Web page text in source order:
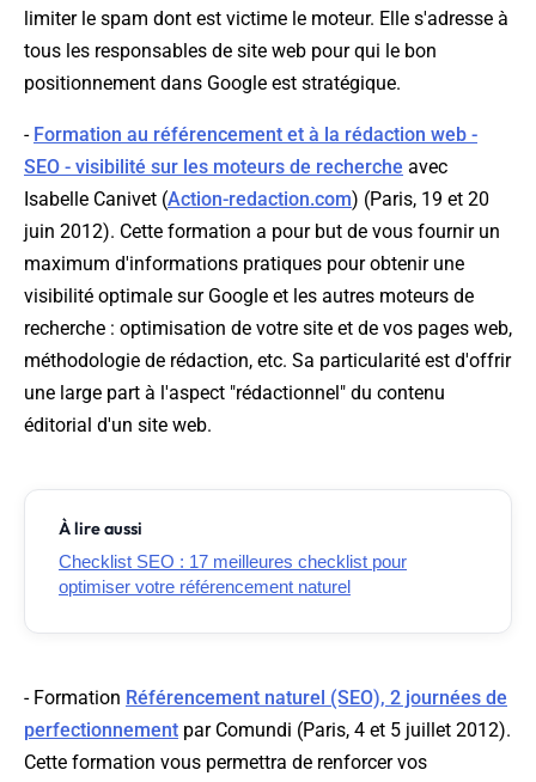
limiter le spam dont est victime le moteur. Elle s'adresse à
tous les responsables de site web pour qui le bon
positionnement dans Google est stratégique.
- Formation au référencement et à la rédaction web -
SEO - visibilité sur les moteurs de recherche avec
Isabelle Canivet (Action-redaction.com) (Paris, 19 et 20
juin 2012). Cette formation a pour but de vous fournir un
maximum d'informations pratiques pour obtenir une
visibilité optimale sur Google et les autres moteurs de
recherche : optimisation de votre site et de vos pages web,
méthodologie de rédaction, etc. Sa particularité est d'offrir
une large part à l'aspect "rédactionnel" du contenu
éditorial d'un site web.
À lire aussi
Checklist SEO : 17 meilleures checklist pour
optimiser votre référencement naturel
- Formation Référencement naturel (SEO), 2 journées de
perfectionnement par Comundi (Paris, 4 et 5 juillet 2012).
Cette formation vous permettra de renforcer vos